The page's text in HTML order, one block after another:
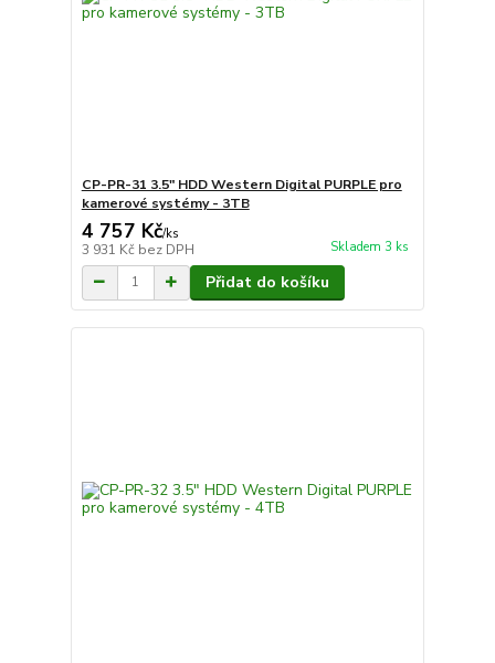
CP-PR-31 3.5" HDD Western Digital PURPLE pro
kamerové systémy - 3TB
4 757 Kč/ks
3 931 Kč bez DPH Skladem 3 ks
Přidat do košíku